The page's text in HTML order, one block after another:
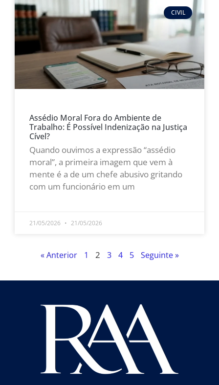
CIVIL
Assédio Moral Fora do Ambiente de
Trabalho: É Possível Indenização na Justiça
Cível?
Quando ouvimos a expressão “assédio
moral”, a primeira imagem que vem à
mente é a de um chefe abusivo gritando
com um funcionário em um
21/05/2026 21/05/2026
« Anterior 1 2 3 4 5 Seguinte »